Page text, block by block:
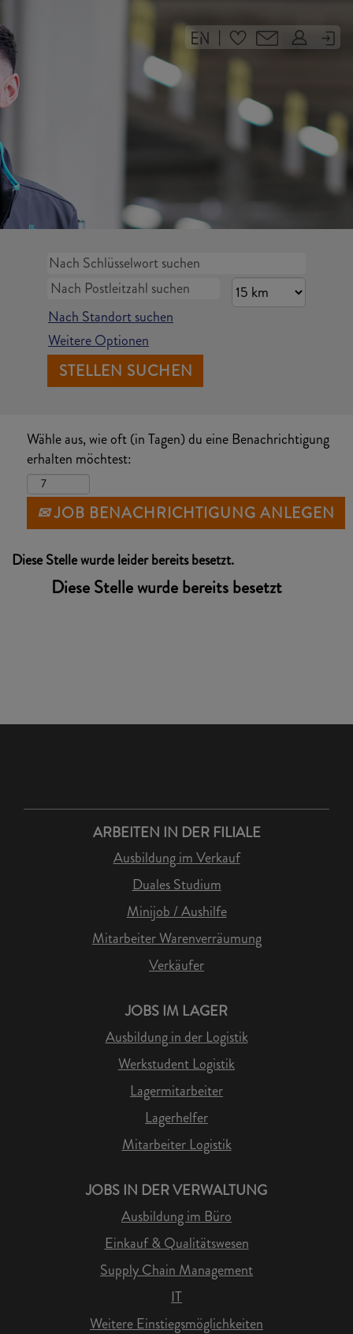
|
Nach Standort suchen
Weitere Optionen
Wähle aus, wie oft (in Tagen) du eine Benachrichtigung
erhalten möchtest:
JOB BENACHRICHTIGUNG ANLEGEN
Diese Stelle wurde leider bereits besetzt.
Diese Stelle wurde bereits besetzt
ARBEITEN IN DER FILIALE
Ausbildung im Verkauf
Duales Studium
Minijob / Aushilfe
Mitarbeiter Warenverräumung
Verkäufer
JOBS IM LAGER
Ausbildung in der Logistik
Werkstudent Logistik
Lagermitarbeiter
Lagerhelfer
Mitarbeiter Logistik
JOBS IN DER VERWALTUNG
Ausbildung im Büro
Einkauf & Qualitätswesen
Supply Chain Management
IT
Weitere Einstiegsmöglichkeiten